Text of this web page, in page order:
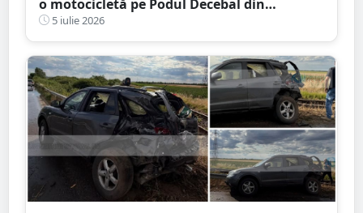
o motocicletă pe Podul Decebal din
municipiul Satu Mare
5 iulie 2026